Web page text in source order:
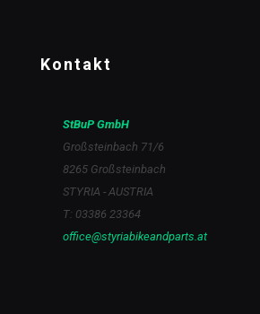
Kontakt
StBuP GmbH
Großsteinbach 71/6
8265 Großsteinbach
STYRIA - AUSTRIA
T: 03386 23364
office@styriabikeandparts.at